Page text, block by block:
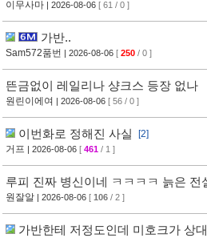
이무사마 | 2026-08-06 [ 61 / 0 ]
가반..
Sam572품번 | 2026-08-06 [ 250 / 0 ]
뜬금없이 레일리나 샹크스 등장 없나
원린이에여 | 2026-08-06 [ 56 / 0 ]
이번화로 정해진 사실
[2]
거프 | 2026-08-06 [ 461 / 1 ]
루피 진짜 병신이네 ㅋㅋㅋㅋ 늙은
원잘알 | 2026-08-06 [ 106 / 2 ]
가반한테 저정도인데 미호크가 상